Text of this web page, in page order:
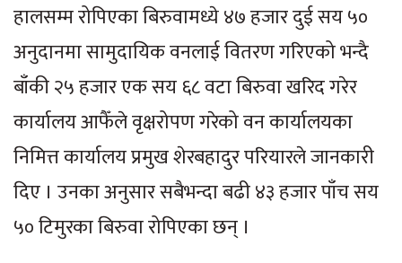
हालसम्म रोपिएका बिरुवामध्ये ४७ हजार दुई सय ५०
अनुदानमा सामुदायिक वनलाई वितरण गरिएको भन्दै
बाँकी २५ हजार एक सय ६८ वटा बिरुवा खरिद गरेर
कार्यालय आफैँले वृक्षरोपण गरेको वन कार्यालयका
निमित्त कार्यालय प्रमुख शेरबहादुर परियारले जानकारी
दिए । उनका अनुसार सबैभन्दा बढी ४३ हजार पाँच सय
५० टिमुरका बिरुवा रोपिएका छन् ।